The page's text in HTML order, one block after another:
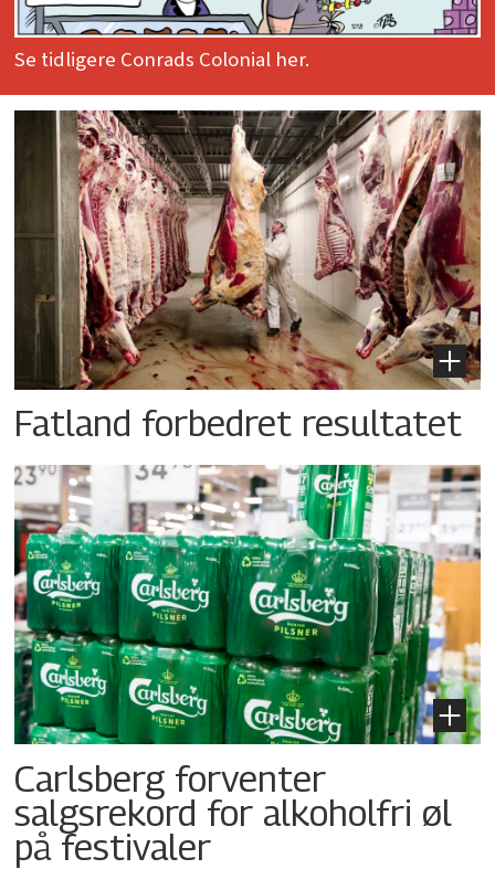
Se tidligere Conrads Colonial her.
Fatland forbedret resultatet
Carlsberg forventer
salgsrekord for alkoholfri øl
på festivaler